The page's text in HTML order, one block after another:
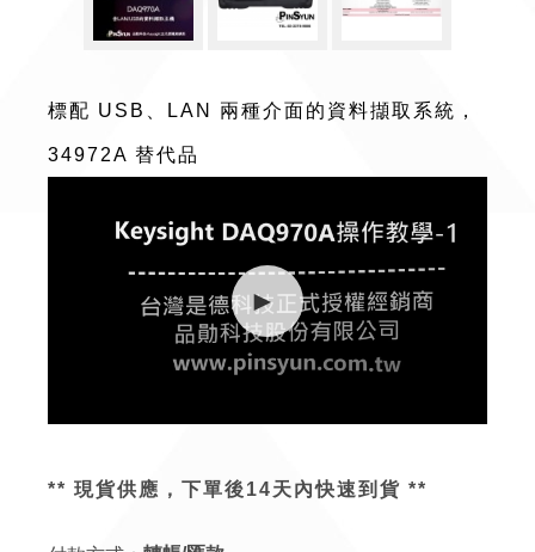
標配 USB、LAN 兩種介面的資料擷取系統，
34972A 替代品
** 現貨供應，下單後14天內快速到貨 **